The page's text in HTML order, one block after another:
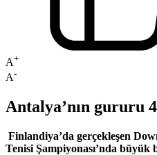
A+
A-
Antalya’nın gururu
Finlandiya’da gerçekleşen
Tenisi Şampiyonası’nda büyük